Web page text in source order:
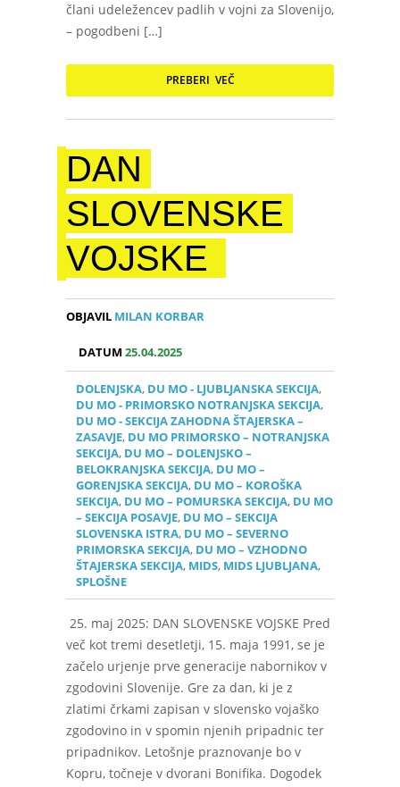
člani udeležencev padlih v vojni za Slovenijo,
– pogodbeni […]
PREBERI VEČ
DAN
SLOVENSKE
VOJSKE
OBJAVIL MILAN KORBAR
DATUM25.04.2025
DOLENJSKA, DU MO - LJUBLJANSKA SEKCIJA,
DU MO - PRIMORSKO NOTRANJSKA SEKCIJA,
DU MO - SEKCIJA ZAHODNA ŠTAJERSKA –
ZASAVJE, DU MO PRIMORSKO – NOTRANJSKA
SEKCIJA, DU MO – DOLENJSKO –
BELOKRANJSKA SEKCIJA, DU MO –
GORENJSKA SEKCIJA, DU MO – KOROŠKA
SEKCIJA, DU MO – POMURSKA SEKCIJA, DU MO
– SEKCIJA POSAVJE, DU MO – SEKCIJA
SLOVENSKA ISTRA, DU MO – SEVERNO
PRIMORSKA SEKCIJA, DU MO – VZHODNO
ŠTAJERSKA SEKCIJA, MIDS, MIDS LJUBLJANA,
SPLOŠNE
25. maj 2025: DAN SLOVENSKE VOJSKE Pred
več kot tremi desetletji, 15. maja 1991, se je
začelo urjenje prve generacije nabornikov v
zgodovini Slovenije. Gre za dan, ki je z
zlatimi črkami zapisan v slovensko vojaško
zgodovino in v spomin njenih pripadnic ter
pripadnikov. Letošnje praznovanje bo v
Kopru, točneje v dvorani Boniﬁka. Dogodek